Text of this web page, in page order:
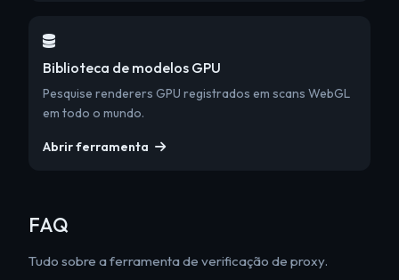
Biblioteca de modelos GPU
Pesquise renderers GPU registrados em scans WebGL
em todo o mundo.
Abrir ferramenta
FAQ
Tudo sobre a ferramenta de verificação de proxy.